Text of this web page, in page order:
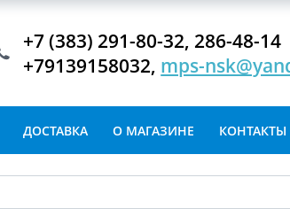
+7 (383) 291-80-32, 286-48-14
+79139158032, mps-
ДОСТАВКА О МАГАЗИНЕ КОНТАКТЫ